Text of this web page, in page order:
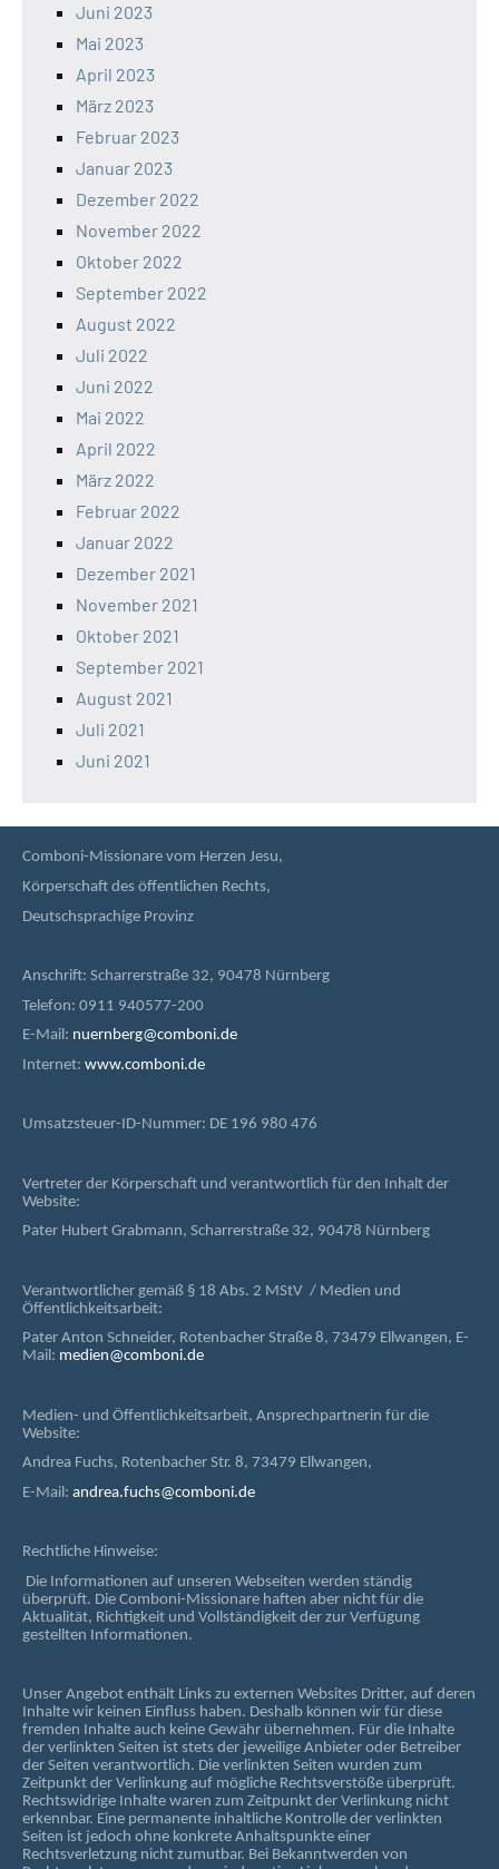
Juni 2023
Mai 2023
April 2023
März 2023
Februar 2023
Januar 2023
Dezember 2022
November 2022
Oktober 2022
September 2022
August 2022
Juli 2022
Juni 2022
Mai 2022
April 2022
März 2022
Februar 2022
Januar 2022
Dezember 2021
November 2021
Oktober 2021
September 2021
August 2021
Juli 2021
Juni 2021
Comboni-Missionare vom Herzen Jesu,
Körperschaft des öffentlichen Rechts,
Deutschsprachige Provinz
Anschrift: Scharrerstraße 32, 90478 Nürnberg
Telefon: 0911 940577-200
E-Mail: nuernberg@comboni.de
Internet: www.comboni.de
Umsatzsteuer-ID-Nummer: DE 196 980 476
Vertreter der Körperschaft und verantwortlich für den Inhalt der
Website:
Pater Hubert Grabmann, Scharrerstraße 32, 90478 Nürnberg
Verantwortlicher gemäß § 18 Abs. 2 MStV / Medien und
Öffentlichkeitsarbeit:
Pater Anton Schneider, Rotenbacher Straße 8, 73479 Ellwangen, E-
Mail: medien@comboni.de
Medien- und Öffentlichkeitsarbeit, Ansprechpartnerin für die
Website:
Andrea Fuchs, Rotenbacher Str. 8, 73479 Ellwangen,
E-Mail: andrea.fuchs@comboni.de
Rechtliche Hinweise:
Die Informationen auf unseren Webseiten werden ständig
überprüft. Die Comboni-Missionare haften aber nicht für die
Aktualität, Richtigkeit und Vollständigkeit der zur Verfügung
gestellten Informationen.
Unser Angebot enthält Links zu externen Websites Dritter, auf deren
Inhalte wir keinen Einfluss haben. Deshalb können wir für diese
fremden Inhalte auch keine Gewähr übernehmen. Für die Inhalte
der verlinkten Seiten ist stets der jeweilige Anbieter oder Betreiber
der Seiten verantwortlich. Die verlinkten Seiten wurden zum
Zeitpunkt der Verlinkung auf mögliche Rechtsverstöße überprüft.
Rechtswidrige Inhalte waren zum Zeitpunkt der Verlinkung nicht
erkennbar. Eine permanente inhaltliche Kontrolle der verlinkten
Seiten ist jedoch ohne konkrete Anhaltspunkte einer
Rechtsverletzung nicht zumutbar. Bei Bekanntwerden von